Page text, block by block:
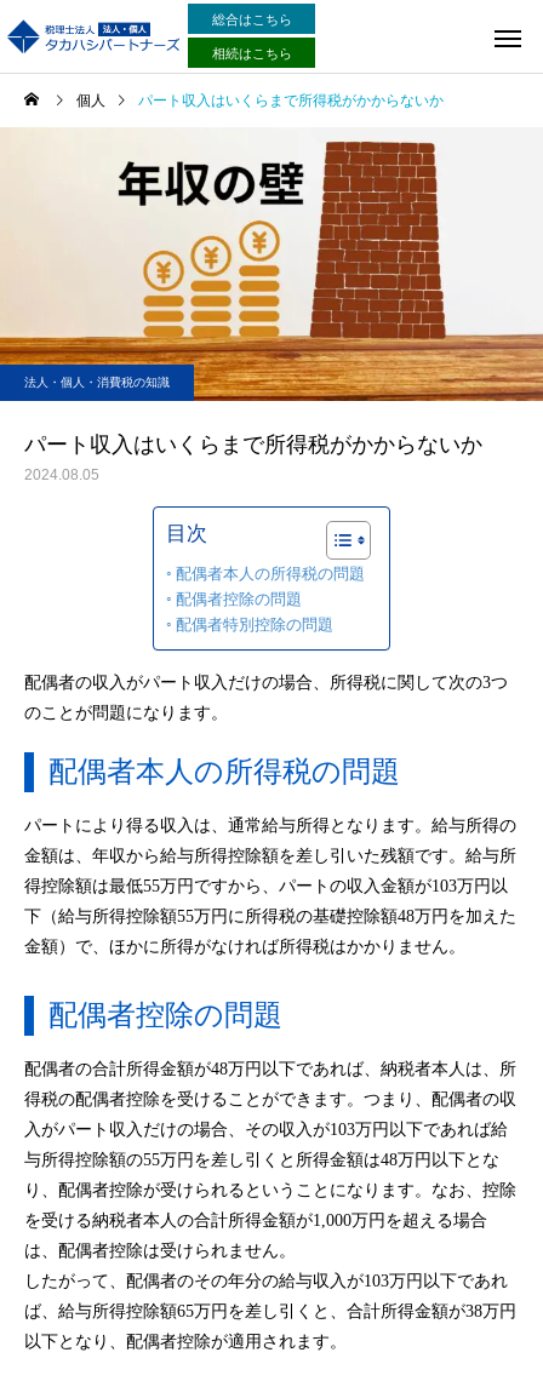
総合はこちら
相続はこちら
個人 パート収入はいくらまで所得税がかからないか
法人・個人・消費税の知識
パート収入はいくらまで所得税がかからないか
2024.08.05
目次
配偶者本人の所得税の問題
配偶者控除の問題
配偶者特別控除の問題
配偶者の収入がパート収入だけの場合、所得税に関して次の3つ
のことが問題になります。
配偶者本人の所得税の問題
パートにより得る収入は、通常給与所得となります。給与所得の
金額は、年収から給与所得控除額を差し引いた残額です。給与所
得控除額は最低55万円ですから、パートの収入金額が103万円以
下（給与所得控除額55万円に所得税の基礎控除額48万円を加えた
金額）で、ほかに所得がなければ所得税はかかりません。
配偶者控除の問題
配偶者の合計所得金額が48万円以下であれば、納税者本人は、所
得税の配偶者控除を受けることができます。つまり、配偶者の収
入がパート収入だけの場合、その収入が103万円以下であれば給
与所得控除額の55万円を差し引くと所得金額は48万円以下とな
り、配偶者控除が受けられるということになります。なお、控除
を受ける納税者本人の合計所得金額が1,000万円を超える場合
は、配偶者控除は受けられません。
したがって、配偶者のその年分の給与収入が103万円以下であれ
ば、給与所得控除額65万円を差し引くと、合計所得金額が38万円
以下となり、配偶者控除が適用されます。